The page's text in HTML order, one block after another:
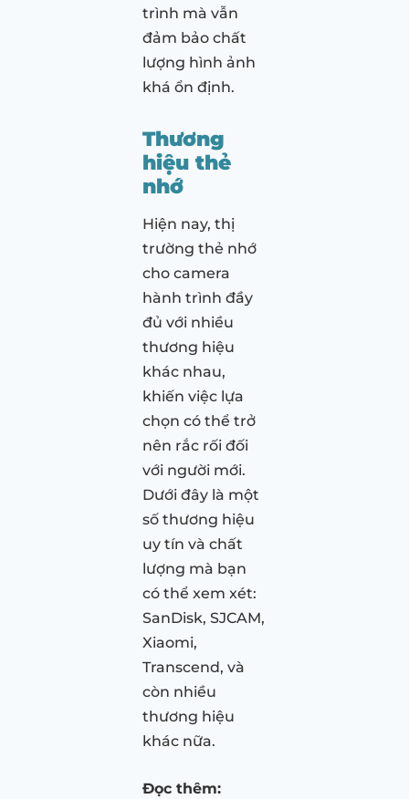
trình mà vẫn
đảm bảo chất
lượng hình ảnh
khá ổn định.
Thương
hiệu thẻ
nhớ
Hiện nay, thị
trường thẻ nhớ
cho camera
hành trình đầy
đủ với nhiều
thương hiệu
khác nhau,
khiến việc lựa
chọn có thể trở
nên rắc rối đối
với người mới.
Dưới đây là một
số thương hiệu
uy tín và chất
lượng mà bạn
có thể xem xét:
SanDisk, SJCAM,
Xiaomi,
Transcend, và
còn nhiều
thương hiệu
khác nữa.
Đọc thêm: